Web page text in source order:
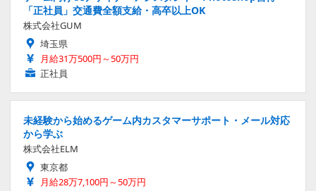
「正社員」交通費全額支給・高卒以上OK
株式会社GUM
埼玉県
月給31万500円～50万円
正社員
未経験から始めるゲーム内カスタマーサポート・メール対応
から学ぶ
株式会社ELM
東京都
月給28万7,100円～50万円